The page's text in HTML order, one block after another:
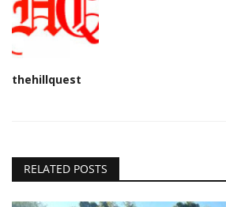
thehillquest
RELATED POSTS